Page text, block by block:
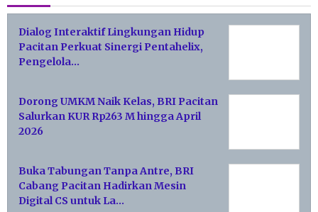
Dialog Interaktif Lingkungan Hidup
Pacitan Perkuat Sinergi Pentahelix,
Pengelola…
Dorong UMKM Naik Kelas, BRI Pacitan
Salurkan KUR Rp263 M hingga April
2026
Buka Tabungan Tanpa Antre, BRI
Cabang Pacitan Hadirkan Mesin
Digital CS untuk La…